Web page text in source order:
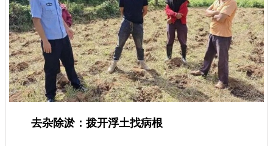
去杂除淤：拨开浮土找病根